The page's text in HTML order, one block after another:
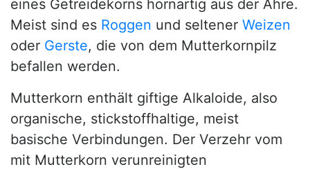
eines Getreidekorns hornartig aus der Ähre.
Meist sind es Roggen und seltener Weizen
oder Gerste, die von dem Mutterkornpilz
befallen werden.
Mutterkorn enthält giftige Alkaloide, also
organische, stickstoffhaltige, meist
basische Verbindungen. Der Verzehr vom
mit Mutterkorn verunreinigten